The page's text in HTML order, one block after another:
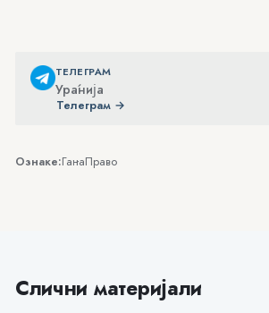
ТЕЛЕГРАМ
Ура́нија
Телеграм →
Ознаке:ГанаПраво
Слични материјали